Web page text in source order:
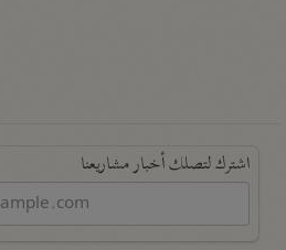
اشترك لتصلك أخبار مشاريعنا